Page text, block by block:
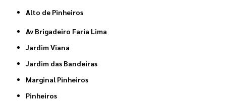
Alto de Pinheiros
Av Brigadeiro Faria Lima
Jardim Viana
Jardim das Bandeiras
Marginal Pinheiros
Pinheiros